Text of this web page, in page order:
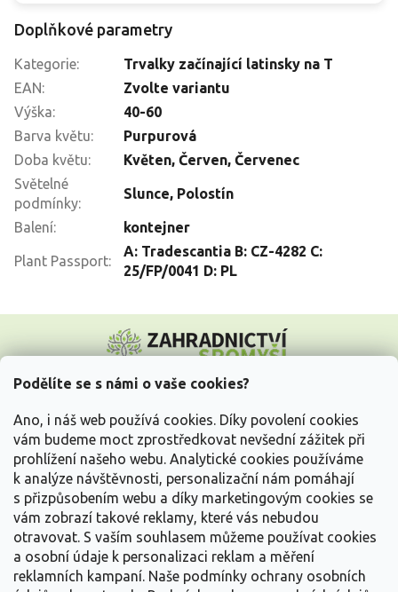
Podělíte se s námi o vaše cookies?
Ano, i náš web používá cookies. Díky povolení cookies
vám budeme moct zprostředkovat nevšední zážitek při
prohlížení našeho webu. Analytické cookies používáme
k analýze návštěvnosti, personalizační nám pomáhají
s přizpůsobením webu a díky marketingovým cookies se
vám zobrazí takové reklamy, které vás nebudou
otravovat. S vaším souhlasem můžeme používat cookies
a osobní údaje k personalizaci reklam a měření
reklamních kampaní. Naše podmínky ochrany osobních
Doplňkové parametry
Kategorie:
Trvalky začínající latinsky na T
EAN:
Zvolte variantu
Výška:
40-60
Barva květu:
Purpurová
Doba květu: Květen, Červen, Červenec
Světelné
podmínky:
Slunce, Polostín
Balení: kontejner
Plant Passport:
A: Tradescantia B: CZ-4282 C:
25/FP/0041 D: PL
p
Vše o nákupu
Informace pro Vás
Kontakujte nás